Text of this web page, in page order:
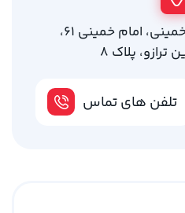
مشهد، میدان امام خمینی، امام خمینی 61،
پلاک 8
تلفن های تماس